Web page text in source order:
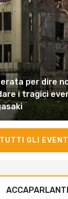
per dire
i tragici
TUTTI GLI EVENTI